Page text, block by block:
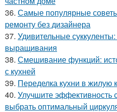
36. Самые популярные
ремонту без дизайнера
37. Удивительные
выращивания
38. Смешивание функций:
с кухней
39. Переделка кухни в жилую
40. Улучшите эффективность
выбрать оптимальный